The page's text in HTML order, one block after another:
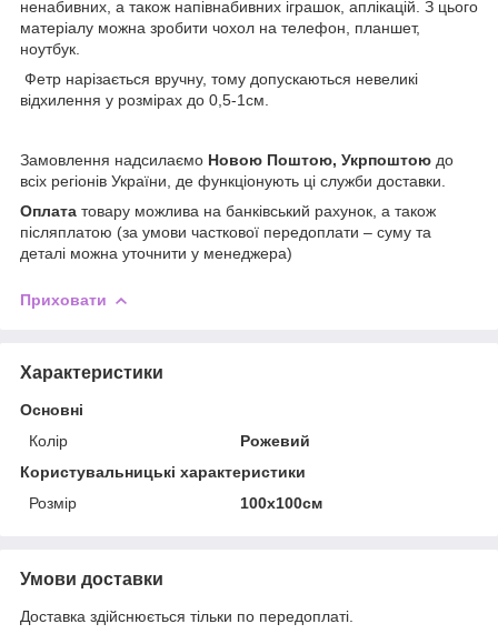
ненабивних, а також напівнабивних іграшок, аплікацій. З цього
матеріалу можна зробити чохол на телефон, планшет,
ноутбук.
Фетр нарізається вручну, тому допускаються невеликі
відхилення у розмірах до 0,5-1см.
Замовлення надсилаємо Новою Поштою, Укрпоштою до
всіх регіонів України, де функціонують ці служби доставки.
Оплата товару можлива на банківський рахунок, а також
післяплатою (за умови часткової передоплати – суму та
деталі можна уточнити у менеджера)
Приховати
Характеристики
Основні
Колір
Рожевий
Користувальницькі характеристики
Розмір
100х100см
Умови доставки
Доставка здійснюється тільки по передоплаті.